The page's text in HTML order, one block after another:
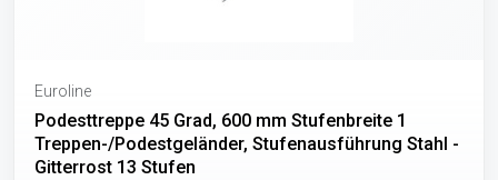
Euroline
Podesttreppe 45 Grad, 600 mm Stufenbreite 1
Treppen-/Podestgeländer, Stufenausführung Stahl -
Gitterrost 13 Stufen